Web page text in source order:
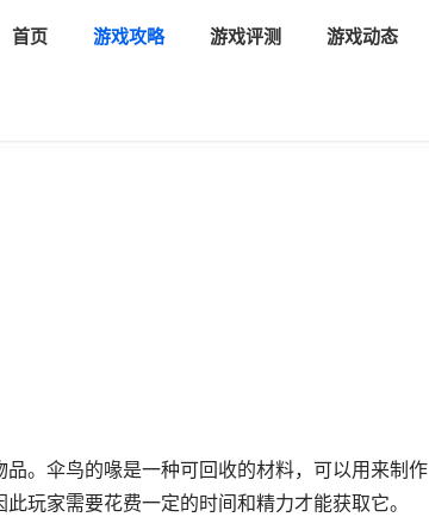
首页 游戏攻略 游戏评测 游戏动态
。伞鸟的喙是一种可回收的材料，可以用来制作
玩家需要花费一定的时间和精力才能获取它。